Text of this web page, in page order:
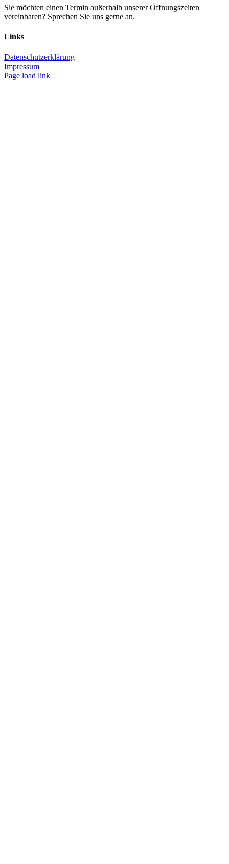
Sie möchten einen Termin außerhalb unserer Öffnungszeiten
vereinbaren? Sprechen Sie uns gerne an.
Links
Datenschutzerklärung
Impressum
Page load link